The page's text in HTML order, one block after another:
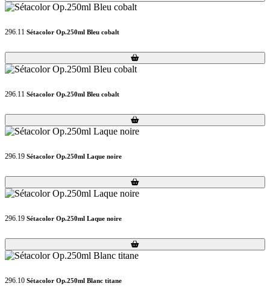
296.11 Sétacolor Op.250ml Bleu cobalt
Loading...
Loading...
296.11 Sétacolor Op.250ml Bleu cobalt
Loading...
Loading...
296.19 Sétacolor Op.250ml Laque noire
Loading...
Loading...
296.19 Sétacolor Op.250ml Laque noire
Loading...
Loading...
296.10 Sétacolor Op.250ml Blanc titane